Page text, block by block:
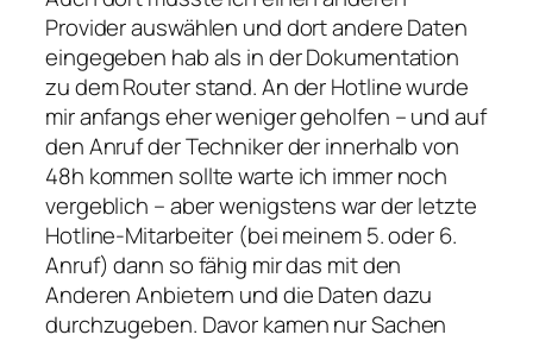
Provider auswählen und dort andere Daten
eingegeben hab als in der Dokumentation
zu dem Router stand. An der Hotline wurde
mir anfangs eher weniger geholfen – und auf
den Anruf der Techniker der innerhalb von
48h kommen sollte warte ich immer noch
vergeblich – aber wenigstens war der letzte
Hotline-Mitarbeiter (bei meinem 5. oder 6.
Anruf) dann so fähig mir das mit den
Anderen Anbietern und die Daten dazu
durchzugeben. Davor kamen nur Sachen